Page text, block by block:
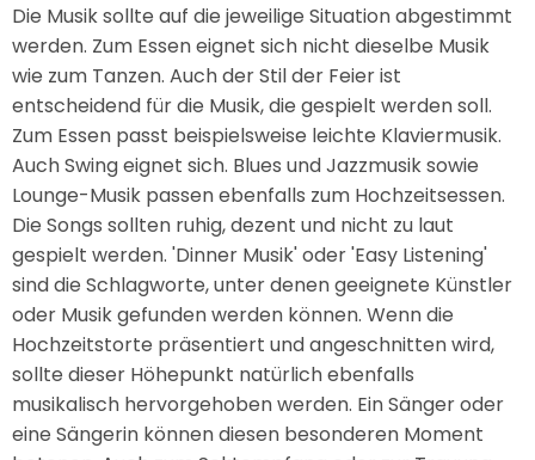
Die Musik sollte auf die jeweilige Situation abgestimmt
werden. Zum Essen eignet sich nicht dieselbe Musik
wie zum Tanzen. Auch der Stil der Feier ist
entscheidend für die Musik, die gespielt werden soll.
Zum Essen passt beispielsweise leichte Klaviermusik.
Auch Swing eignet sich. Blues und Jazzmusik sowie
Lounge-Musik passen ebenfalls zum Hochzeitsessen.
Die Songs sollten ruhig, dezent und nicht zu laut
gespielt werden. 'Dinner Musik' oder 'Easy Listening'
sind die Schlagworte, unter denen geeignete Künstler
oder Musik gefunden werden können. Wenn die
Hochzeitstorte präsentiert und angeschnitten wird,
sollte dieser Höhepunkt natürlich ebenfalls
musikalisch hervorgehoben werden. Ein Sänger oder
eine Sängerin können diesen besonderen Moment